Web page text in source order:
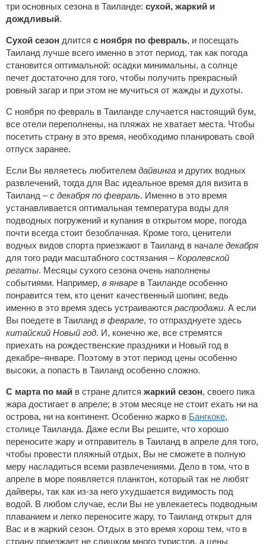
три основных сезона в Таиланде: сухой, жаркий и
дождливый.
Сухой сезон длится с ноября по февраль, и посещать
Таиланд лучше всего именно в этот период, так как погода
становится оптимальной: осадки минимальны, а солнце
печет достаточно для того, чтобы получить прекрасный
ровный загар и при этом не мучиться от жажды и духоты.
С ноября по февраль в Таиланде случается настоящий бум,
все отели переполнены, на пляжах не хватает места. Чтобы
посетить страну в это время, необходимо планировать свой
отпуск заранее.
Если Вы являетесь любителем дайвинга и других водных
развлечений, тогда для Вас идеальное время для визита в
Таиланд –с декабря по февраль. Именно в это время
устанавливается оптимальная температура воды для
подводных погружений и купания в открытом море, погода
почти всегда стоит безоблачная. Кроме того, ценители
водных видов спорта приезжают в Таиланд в начале декабря
для того ради масштабного состязания –Королевской
регаты. Месяцы сухого сезона очень наполнены
событиями. Например, в январе в Таиланде особенно
понравится тем, кто ценит качественный шопинг, ведь
именно в это время здесь устраиваются распродажи. А если
Вы поедете в Таиланд в феврале, то отпразднуете здесь
китайский Новый год. И, конечно же, все стремятся
приехать на рождественские праздники и Новый год в
декабре–январе. Поэтому в этот период цены особенно
высоки, а попасть в Таиланд особенно сложно.
С марта по май в стране длится жаркий сезон, своего пика
жара достигает в апреле; в этом месяце не стоит ехать ни на
острова, ни на континент. Особенно жарко в Бангкоке,
столице Таиланда. Даже если Вы решите, что хорошо
переносите жару и отправитель в Таиланд в апреле для того,
чтобы провести пляжный отдых, Вы не сможете в полную
меру насладиться всеми развлечениями. Дело в том, что в
апреле в море появляется планктон, который так не любят
дайверы, так как из-за него ухудшается видимость под
водой. В любом случае, если Вы не увлекаетесь подводным
плаванием и легко переносите жару, то Таиланд открыт для
Вас и в жаркий сезон. Отдых в это время хорош тем, что в
страну приезжает не слишком много туристов, а цены